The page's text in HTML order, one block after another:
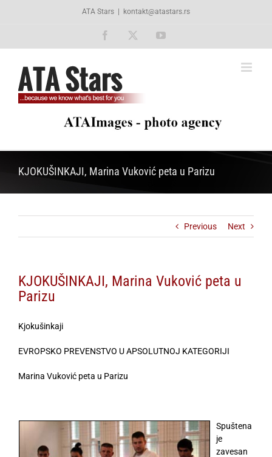
ATA Stars kontakt@atastars.rs
Facebook YouTube
KJOKUŠINKAJI, Marina Vuković peta u Parizu
Previous Next
KJOKUŠINKAJI, Marina Vuković peta u
Parizu
Kjokušinkaji
EVROPSKO PREVENSTVO U APSOLUTNOJ KATEGORIJI
Marina Vuković peta u Parizu
Spuštena
je
zavesan